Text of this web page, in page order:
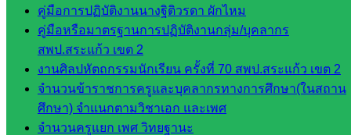
คู่มือการปฏิบัติงานนางฐิติวรดา ผักไหม
คู่มือหรือมาตรฐานการปฏิบัติงานกลุ่ม/บุคลากร
สพป.สระแก้ว เขต 2
งานศิลปหัตถกรรมนักเรียน ครั้งที่ 70 สพป.สระแก้ว เขต 2
จำนวนข้าราชการครูและบุคลากรทางการศึกษา(ในสถาน
ศึกษา) จำแนกตามวิชาเอก และเพศ
จำนวนครูแยก เพศ วิทยฐานะ
กลุ่ม
พัฒนาครู
และบุ
คลากรฯ
กลุ่มนิ
เทศ
ติดตาม